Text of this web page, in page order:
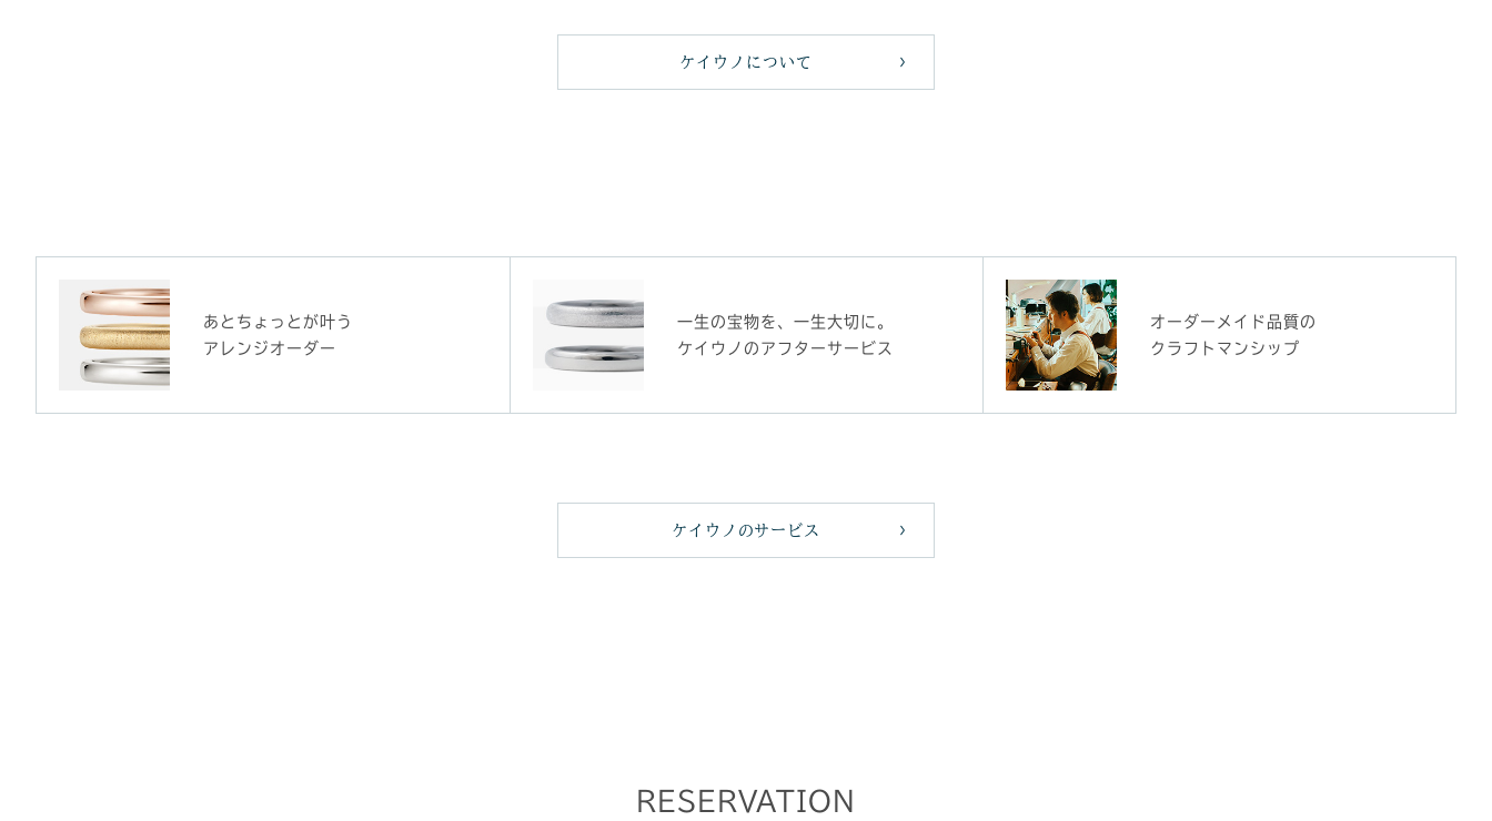
ケイウノについて
あとちょっとが叶う
アレンジオーダー
一生の宝物を、一生大切に。
ケイウノのアフターサービス
オーダーメイド品質の
クラフトマンシップ
ケイウノのサービス
RESERVATION